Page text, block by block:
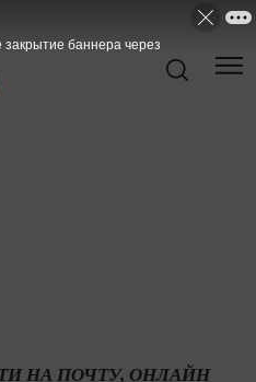
НА ПОЧТУ, ОНЛАЙН
закрытие баннера через